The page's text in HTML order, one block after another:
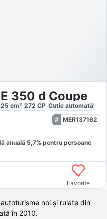
350 d Coupe
cm³ 272 CP Cutie automată
MER137162
anuală 5,7% pentru persoane
Favorite
noi și rulate din
în 2010.